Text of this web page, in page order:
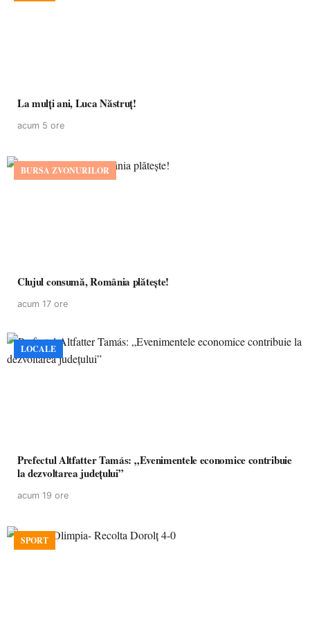
La mulţi ani, Luca Năstruţ!
acum 5 ore
BURSA ZVONURILOR
Clujul consumă, România plătește!
acum 17 ore
LOCALE
Prefectul Altfatter Tamás: „Evenimentele economice contribuie
la dezvoltarea județului”
acum 19 ore
SPORT